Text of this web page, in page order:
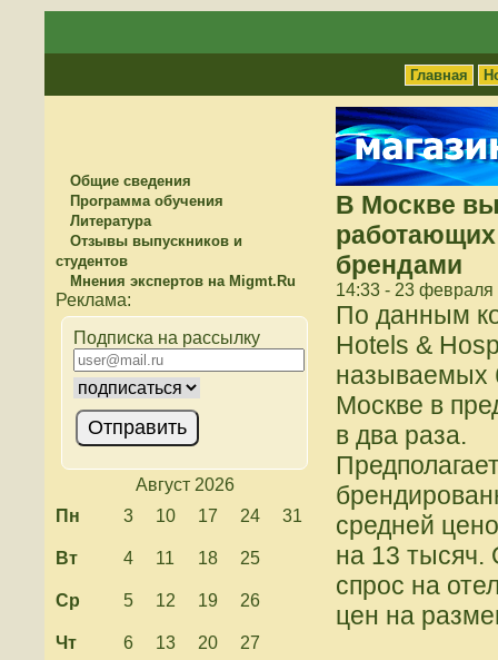
Главная
Общие сведения
Программа обучения
Литература
Отзывы выпускников и
студентов
Мнения экспертов на Migmt.Ru
Подписка на рассылку
Август 2026
Пн
3 10 17 24 31
Вт 4 11 18 25
Ср 5 12 19 26
Чт 6 13 20 27
В Москве
брендами
14:33 - 23 февраля
По данным
Hotels &
называемых
Москве в
в два раза.
средней
на 13 тысяч.
спрос на
цен на